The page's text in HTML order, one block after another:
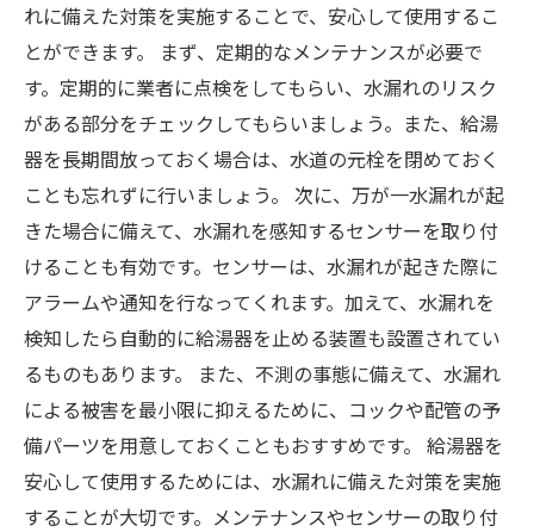
れに備えた対策を実施することで、安心して使用するこ
とができます。 まず、定期的なメンテナンスが必要で
す。定期的に業者に点検をしてもらい、水漏れのリスク
がある部分をチェックしてもらいましょう。また、給湯
器を長期間放っておく場合は、水道の元栓を閉めておく
ことも忘れずに行いましょう。 次に、万が一水漏れが起
きた場合に備えて、水漏れを感知するセンサーを取り付
けることも有効です。センサーは、水漏れが起きた際に
アラームや通知を行なってくれます。加えて、水漏れを
検知したら自動的に給湯器を止める装置も設置されてい
るものもあります。 また、不測の事態に備えて、水漏れ
による被害を最小限に抑えるために、コックや配管の予
備パーツを用意しておくこともおすすめです。 給湯器を
安心して使用するためには、水漏れに備えた対策を実施
することが大切です。メンテナンスやセンサーの取り付